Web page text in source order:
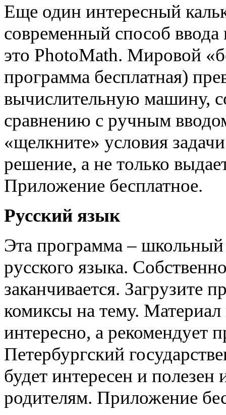
Еще один интересный
современный способ
это PhotoMath. Мировой
программа бесплатная)
вычислительную машину,
сравнению с ручным
«щелкните» условия
решение, а не только
Приложение бесплатное.
Русский язык
Эта программа –
русского языка.
заканчивается. Загрузите
комиксы на тему.
интересно, а рекомендует
Петербургский
будет интересен и
родителям. Приложение